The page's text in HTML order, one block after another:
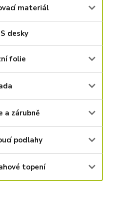
materiál
desky
folie
a zárubně
podlahy
topení